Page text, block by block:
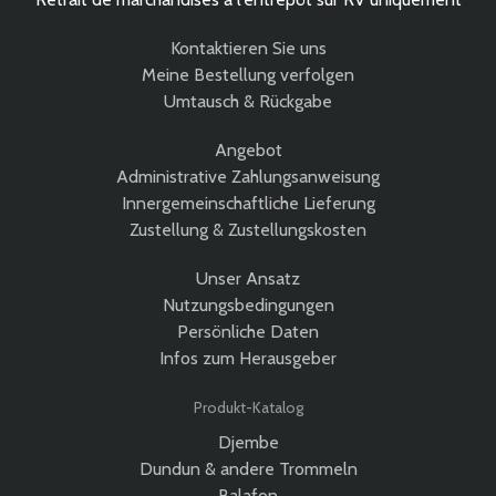
Kontaktieren Sie uns
Meine Bestellung verfolgen
Umtausch & Rückgabe
Angebot
Administrative Zahlungsanweisung
Innergemeinschaftliche Lieferung
Zustellung & Zustellungskosten
Unser Ansatz
Nutzungsbedingungen
Persönliche Daten
Infos zum Herausgeber
Produkt-Katalog
Djembe
Dundun & andere Trommeln